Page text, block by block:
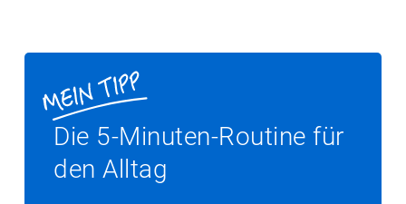
Die 5-Minuten-Routine für
den Alltag